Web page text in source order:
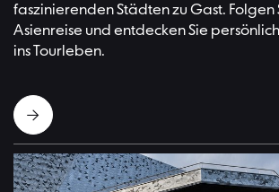
faszinierenden Städten zu Gast. Folgen
Asienreise und entdecken Sie
ins Tourleben.